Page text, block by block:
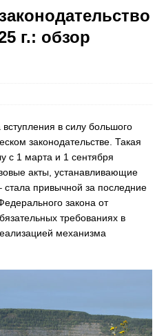
г.: обзор
в силу большого
законодательстве. Такая
с 1 марта и 1 сентября
акты, устанавливающие
стала привычной за последние
закона от
требованиях в
механизма